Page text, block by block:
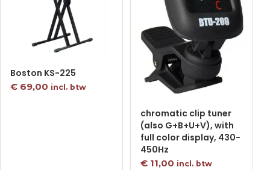
Boston KS-225
€ 69,00 incl. btw
chromatic clip tuner
(also G+B+U+V), with
full color display, 430-
450Hz
€ 11,00 incl. btw